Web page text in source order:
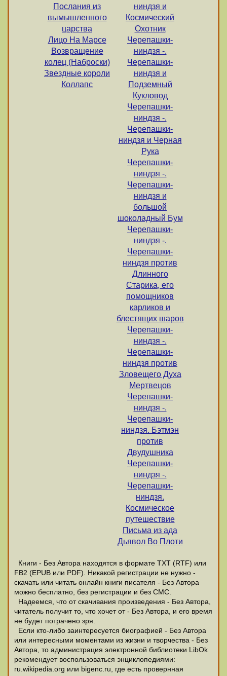
Послания из
вымышленного
царства
Лицо На Марсе
Возвращение
колец (Наброски)
Звездные короли
Коллапс
ниндзя и
Космический
Охотник
Черепашки-
ниндзя -.
Черепашки-
ниндзя и
Подземный
Кукловод
Черепашки-
ниндзя -.
Черепашки-
ниндзя и Черная
Рука
Черепашки-
ниндзя -.
Черепашки-
ниндзя и
большой
шоколадный Бум
Черепашки-
ниндзя -.
Черепашки-
ниндзя против
Длинного
Старика, его
помощников
карликов и
блестящих шаров
Черепашки-
ниндзя -.
Черепашки-
ниндзя против
Зловещего Духа
Мертвецов
Черепашки-
ниндзя -.
Черепашки-
ниндзя. Бэтмэн
против
Двудушника
Черепашки-
ниндзя -.
Черепашки-
ниндзя.
Космическое
путешествие
Письма из ада
Дьявол Во Плоти
Книги - Без Автора находятся в формате ТХТ (RTF) или
FB2 (EPUB или PDF). Никакой регистрации не нужно -
скачать или читать онлайн книги писателя - Без Автора
можно бесплатно, без регистрации и без СМС.
Надеемся, что от скачивания произведения - Без Автора,
читатель получит то, что хочет от - Без Автора, и его время
не будет потрачено зря.
Если кто-либо заинтересуется биографией - Без Автора
или интересными моментами из жизни и творчества - Без
Автора, то администрация электронной библиотеки LibOk
рекомендует воспользоваться энциклопедиями:
ru.wikipedia.org или bigenc.ru, где есть провернная